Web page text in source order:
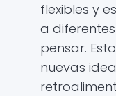
flexibles y
a
pensar.
nuevas